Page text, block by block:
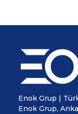
Enok Grup |
Enok Grup,